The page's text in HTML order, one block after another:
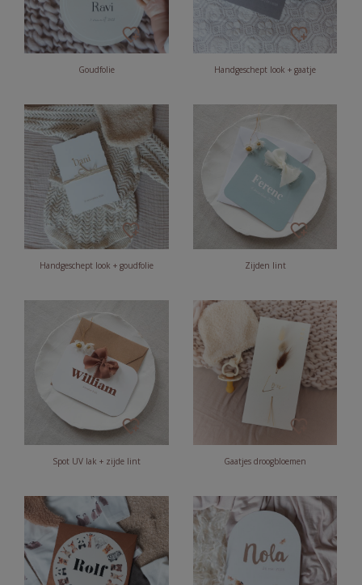
Goudfolie Handgeschept look + gaatje
Handgeschept look + goudfolie Zijden lint
Spot UV lak + zijde lint Gaatjes droogbloemen